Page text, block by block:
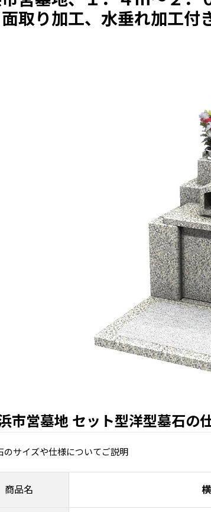
取り加工、水垂れ加工付
市営墓地 セット型洋型墓石の
のサイズや仕様についてご説明
商品名